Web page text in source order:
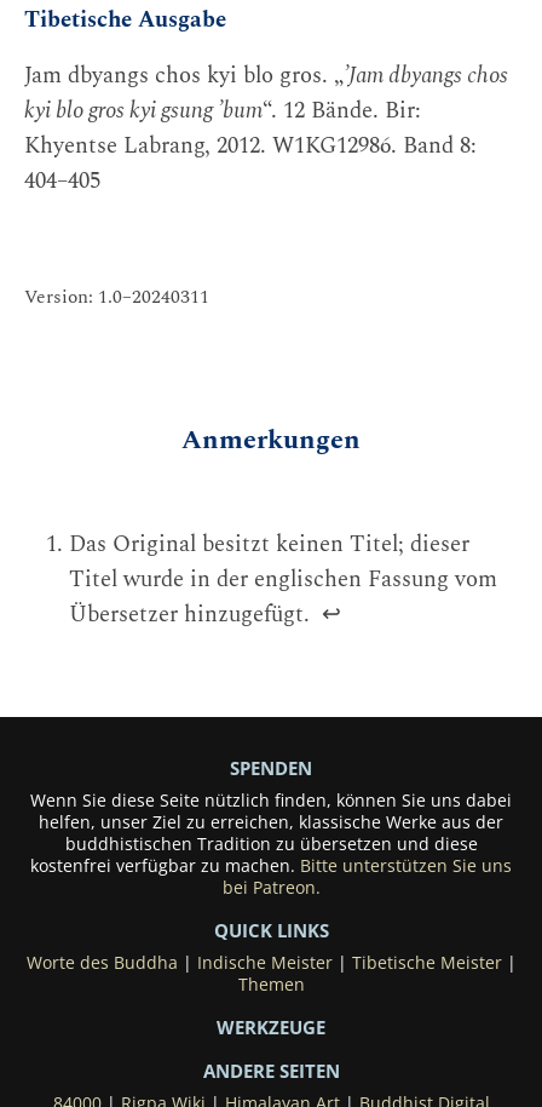
Tibetische Ausgabe
Jam dbyangs chos kyi blo gros. „’Jam dbyangs chos
kyi blo gros kyi gsung ’bum“. 12 Bände. Bir:
Khyentse Labrang, 2012. W1KG12986. Band 8:
404–405
Version: 1.0–20240311
Anmerkungen
Das Original besitzt keinen Titel; dieser
Titel wurde in der englischen Fassung vom
Übersetzer hinzugefügt. ↩
SPENDEN
Wenn Sie diese Seite nützlich finden, können Sie uns dabei
helfen, unser Ziel zu erreichen, klassische Werke aus der
buddhistischen Tradition zu übersetzen und diese
kostenfrei verfügbar zu machen. Bitte unterstützen Sie uns
bei Patreon.
QUICK LINKS
Worte des Buddha | Indische Meister| Tibetische Meister|
Themen
WERKZEUGE
ANDERE SEITEN